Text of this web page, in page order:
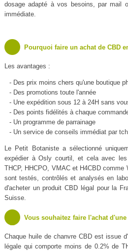
dosage adapté à vos besoins, par mail
immédiate.
Pourquoi faire un achat de CBD
Les avantages :
- Des prix moins chers qu'une boutique
- Des promotions toute l'année
- Une expédition sous 12 à 24H sans
- Des points fidélités à chaque
- Un programme de parrainage
- Un service de conseils immédiat par
Le Petit Botaniste a sélectionné
expédier à Osly courtil, et cela avec
THCP, HHCPO, VMAC et H4CBD comme
sont testés, contrôlés et analysés en
d'acheter un produit CBD légal pour la
Suisse.
Vous souhaitez faire l'achat
Chaque huile de chanvre CBD est issue
légale qui comporte moins de 0.2% de